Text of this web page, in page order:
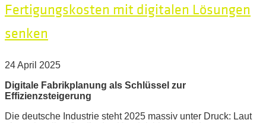
Fertigungskosten mit digitalen Lösungen
senken
24 April 2025
Digitale Fabrikplanung als Schlüssel zur
Effizienzsteigerung
Die deutsche Industrie steht 2025 massiv unter Druck: Laut